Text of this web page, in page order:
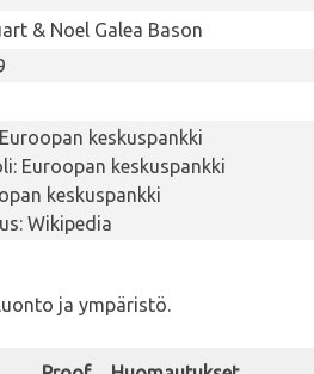
& Noel Galea Bason
keskuspankki
Euroopan keskuspankki
keskuspankki
Wikipedia
ja ympäristö.